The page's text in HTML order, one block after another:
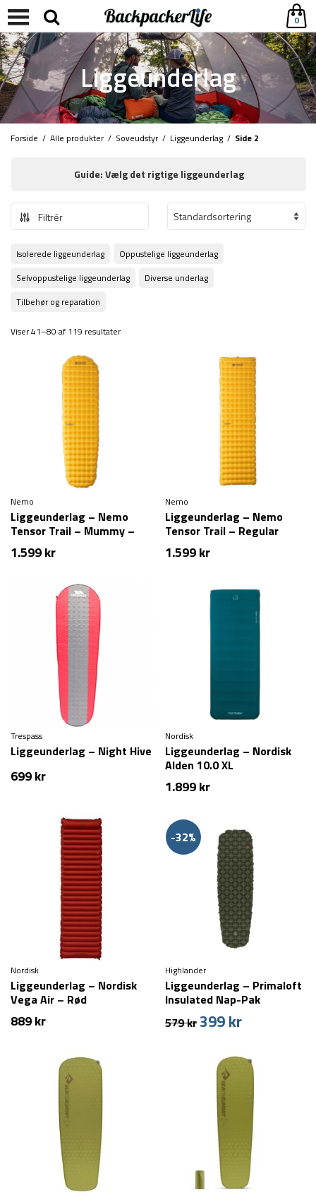
0
Liggeunderlag
Forside / Alle produkter/ Soveudstyr/ Liggeunderlag / Side 2
Guide: Vælg det rigtige liggeunderlag
Filtrér
Isolerede liggeunderlag
Oppustelige liggeunderlag
Selvoppustelige liggeunderlag
Diverse underlag
Tilbehør og reparation
Viser 41–80 af 119 resultater
Nemo
Liggeunderlag – Nemo
Tensor Trail – Mummy –
Regular
1.599kr
Nemo
Liggeunderlag – Nemo
Tensor Trail – Regular
1.599kr
Trespass
Liggeunderlag – Night Hive
699kr
Nordisk
Liggeunderlag – Nordisk
Alden 10.0 XL
1.899kr
Nordisk
Liggeunderlag – Nordisk
Vega Air – Rød
889kr
-32%
Highlander
Liggeunderlag – Primaloft
Insulated Nap-Pak
579kr Den
var:
579 kr.
399krDen
er:
399 kr.